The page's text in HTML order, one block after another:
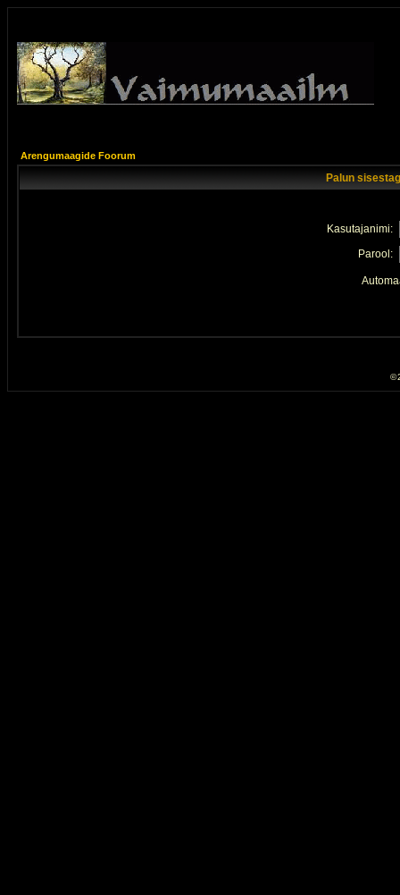
Arengumaagide Foorum
Palun
Kasutajanimi:
Parool:
©